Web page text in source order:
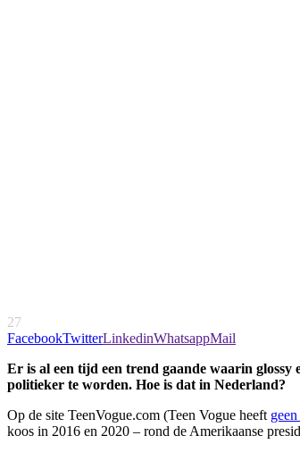
27
FacebookTwitterLinkedinWhatsappMail
Er is al een tijd een trend gaande waarin glossy
politieker te worden. Hoe is dat in Nederland?
Op de site TeenVogue.com (Teen Vogue heeft
koos in 2016 en 2020 – rond de Amerikaanse